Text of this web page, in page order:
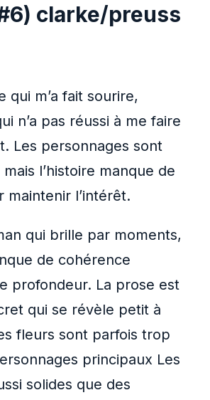
clarke/preuss
qui m’a fait sourire,
n’a pas réussi à me faire
Les personnages sont
l’histoire manque de
maintenir l’intérêt.
qui brille par moments,
de cohérence
profondeur. La prose est
qui se révèle petit à
fleurs sont parfois trop
principaux Les
solides que des